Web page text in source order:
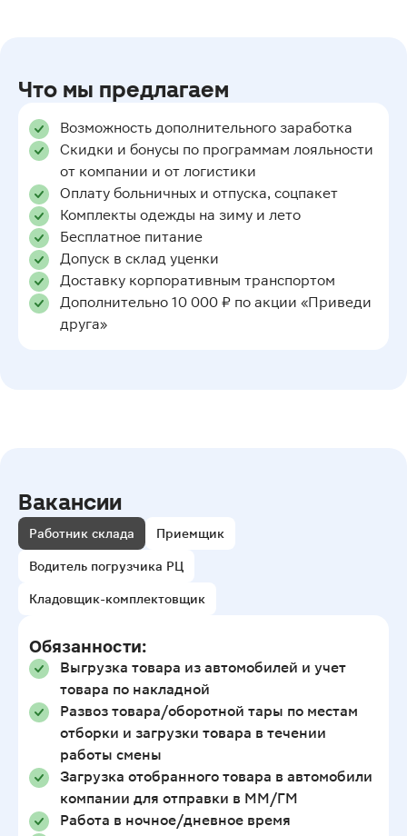
Что мы предлагаем
Возможность дополнительного заработка
Скидки и бонусы по программам лояльности
от компании и от логистики
Оплату больничных и отпуска, соцпакет
Комплекты одежды на зиму и лето
Бесплатное питание
Допуск в склад уценки
Доставку корпоративным транспортом
Дополнительно 10 000 ₽ по акции «Приведи
друга»
Вакансии
Работник склада Приемщик
Водитель погрузчика РЦ
Кладовщик-комплектовщик
Обязанности:
Выгрузка товара из автомобилей и учет
товара по накладной
Развоз товара/оборотной тары по местам
отборки и загрузки товара в течении
работы смены
Загрузка отобранного товара в автомобили
компании для отправки в ММ/ГМ
Работа в ночное/дневное время